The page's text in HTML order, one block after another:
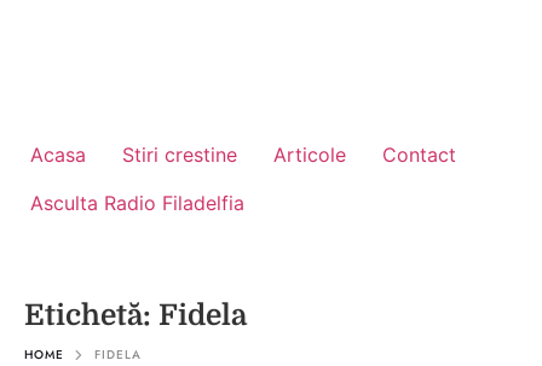
Acasa Stiri crestine Articole
Contact
Asculta Radio Filadelfia
Etichetă: Fidela
HOME FIDELA